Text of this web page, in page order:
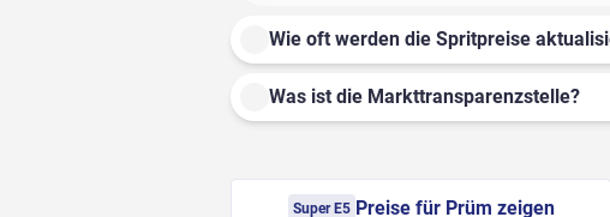
Wie oft werden die Spritpreise
Was ist die Markttransparenzstelle?
Super E5 Preise für Prüm zeigen